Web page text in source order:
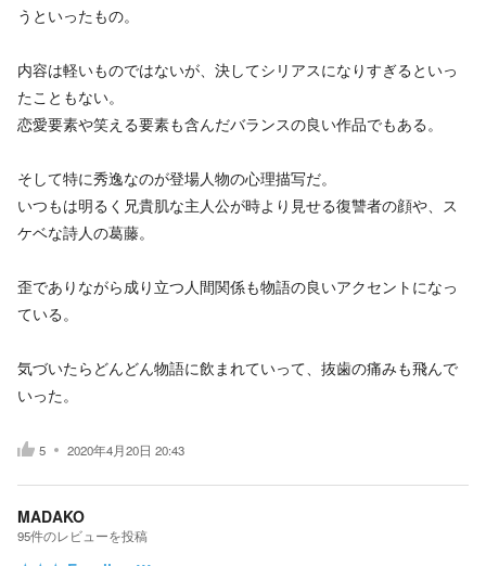
うといったもの。
内容は軽いものではないが、決してシリアスになりすぎるといっ
たこともない。
恋愛要素や笑える要素も含んだバランスの良い作品でもある。
そして特に秀逸なのが登場人物の心理描写だ。
いつもは明るく兄貴肌な主人公が時より見せる復讐者の顔や、ス
ケベな詩人の葛藤。
歪でありながら成り立つ人間関係も物語の良いアクセントになっ
ている。
気づいたらどんどん物語に飲まれていって、抜歯の痛みも飛んで
いった。
5 2020年4月20日 20:43
MADAKO
95件のレビューを投稿